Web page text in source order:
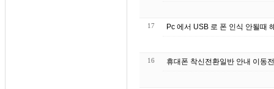
17 Pc 에서 USB 로 폰 인식 안될때
16 휴대폰 착신전환일반 안내 이동